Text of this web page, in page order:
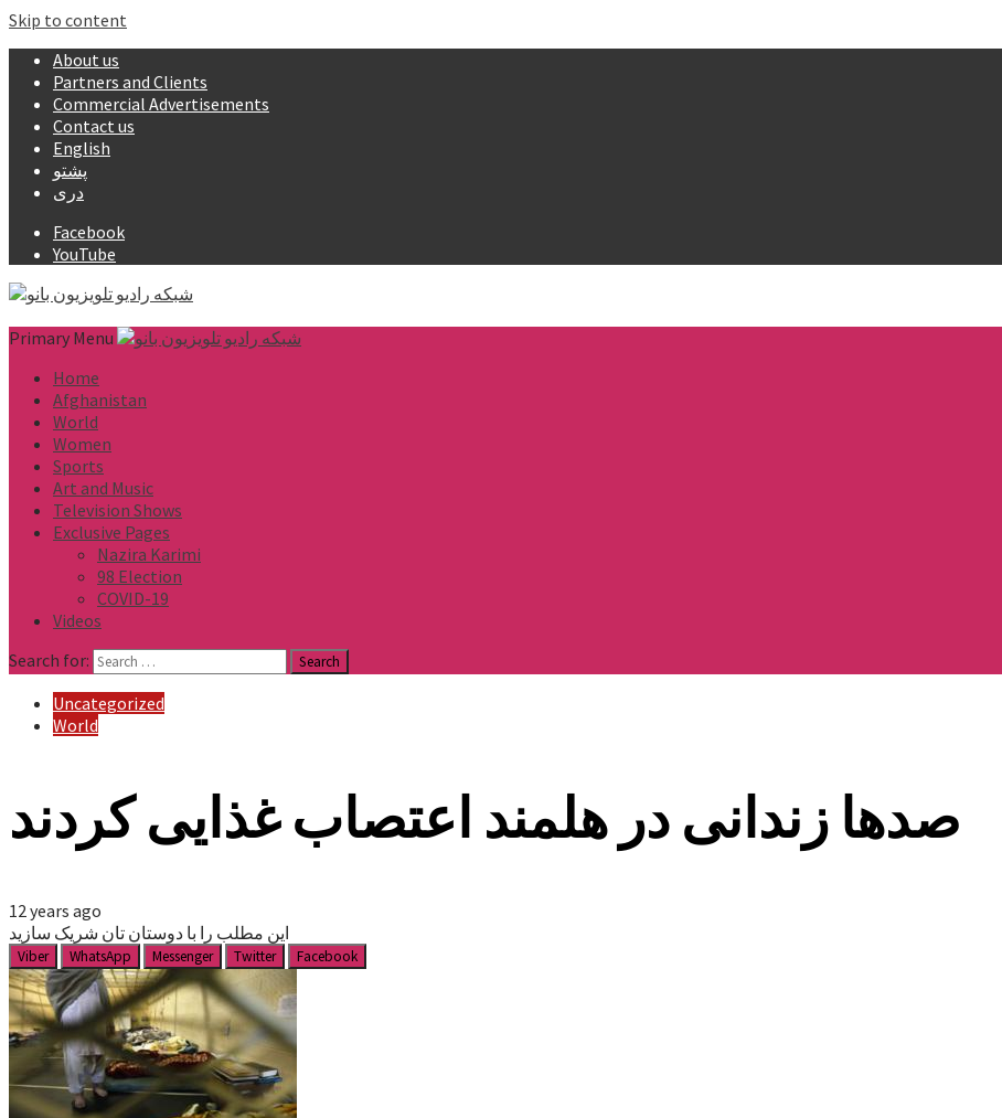
Skip to content
About us
Partners and Clients
Commercial Advertisements
Contact us
English
پشتو
دری
Facebook
YouTube
Primary Menu
Home
Afghanistan
World
Women
Sports
Art and Music
Television Shows
Exclusive Pages
Nazira Karimi
98 Election
COVID-19
Videos
Search for:
Uncategorized
World
صدها زندانی در هلمند اعتصاب غذایی کردند
12 years ago
این مطلب را با دوستان تان شریک سازید
Viber WhatsApp Messenger Twitter Facebook